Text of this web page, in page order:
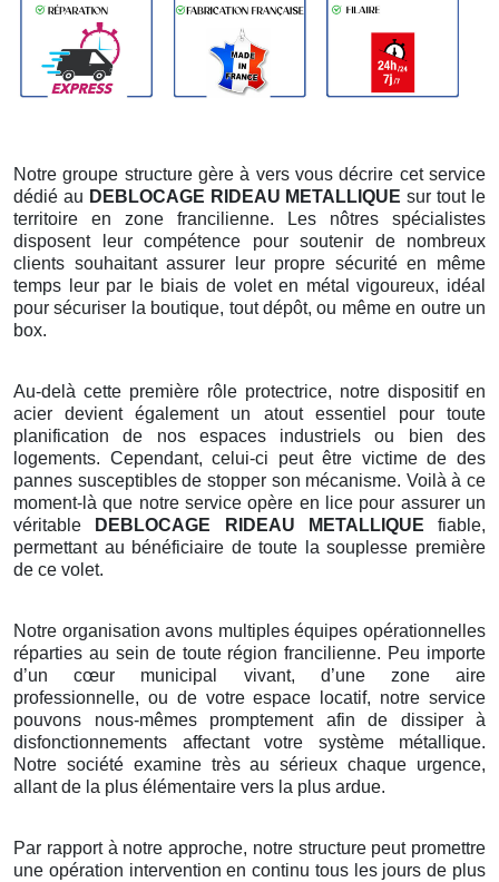
Notre groupe structure gère à vers vous décrire cet service
dédié au DEBLOCAGE RIDEAU METALLIQUE sur tout le
territoire en zone francilienne. Les nôtres spécialistes
disposent leur compétence pour soutenir de nombreux
clients souhaitant assurer leur propre sécurité en même
temps leur par le biais de volet en métal vigoureux, idéal
pour sécuriser la boutique, tout dépôt, ou même en outre un
box.
Au-delà cette première rôle protectrice, notre dispositif en
acier devient également un atout essentiel pour toute
planification de nos espaces industriels ou bien des
logements. Cependant, celui-ci peut être victime de des
pannes susceptibles de stopper son mécanisme. Voilà à ce
moment-là que notre service opère en lice pour assurer un
véritable
DEBLOCAGE RIDEAU METALLIQUE fiable,
permettant au bénéficiaire de toute la souplesse première
de ce volet.
Notre organisation avons multiples équipes opérationnelles
réparties au sein de toute région francilienne. Peu importe
d’un cœur municipal vivant, d’une zone aire
professionnelle, ou de votre espace locatif, notre service
pouvons nous-mêmes promptement afin de dissiper à
disfonctionnements affectant votre système métallique.
Notre société examine très au sérieux chaque urgence,
allant de la plus élémentaire vers la plus ardue.
Par rapport à notre approche, notre structure peut promettre
une opération intervention en continu tous les jours de plus